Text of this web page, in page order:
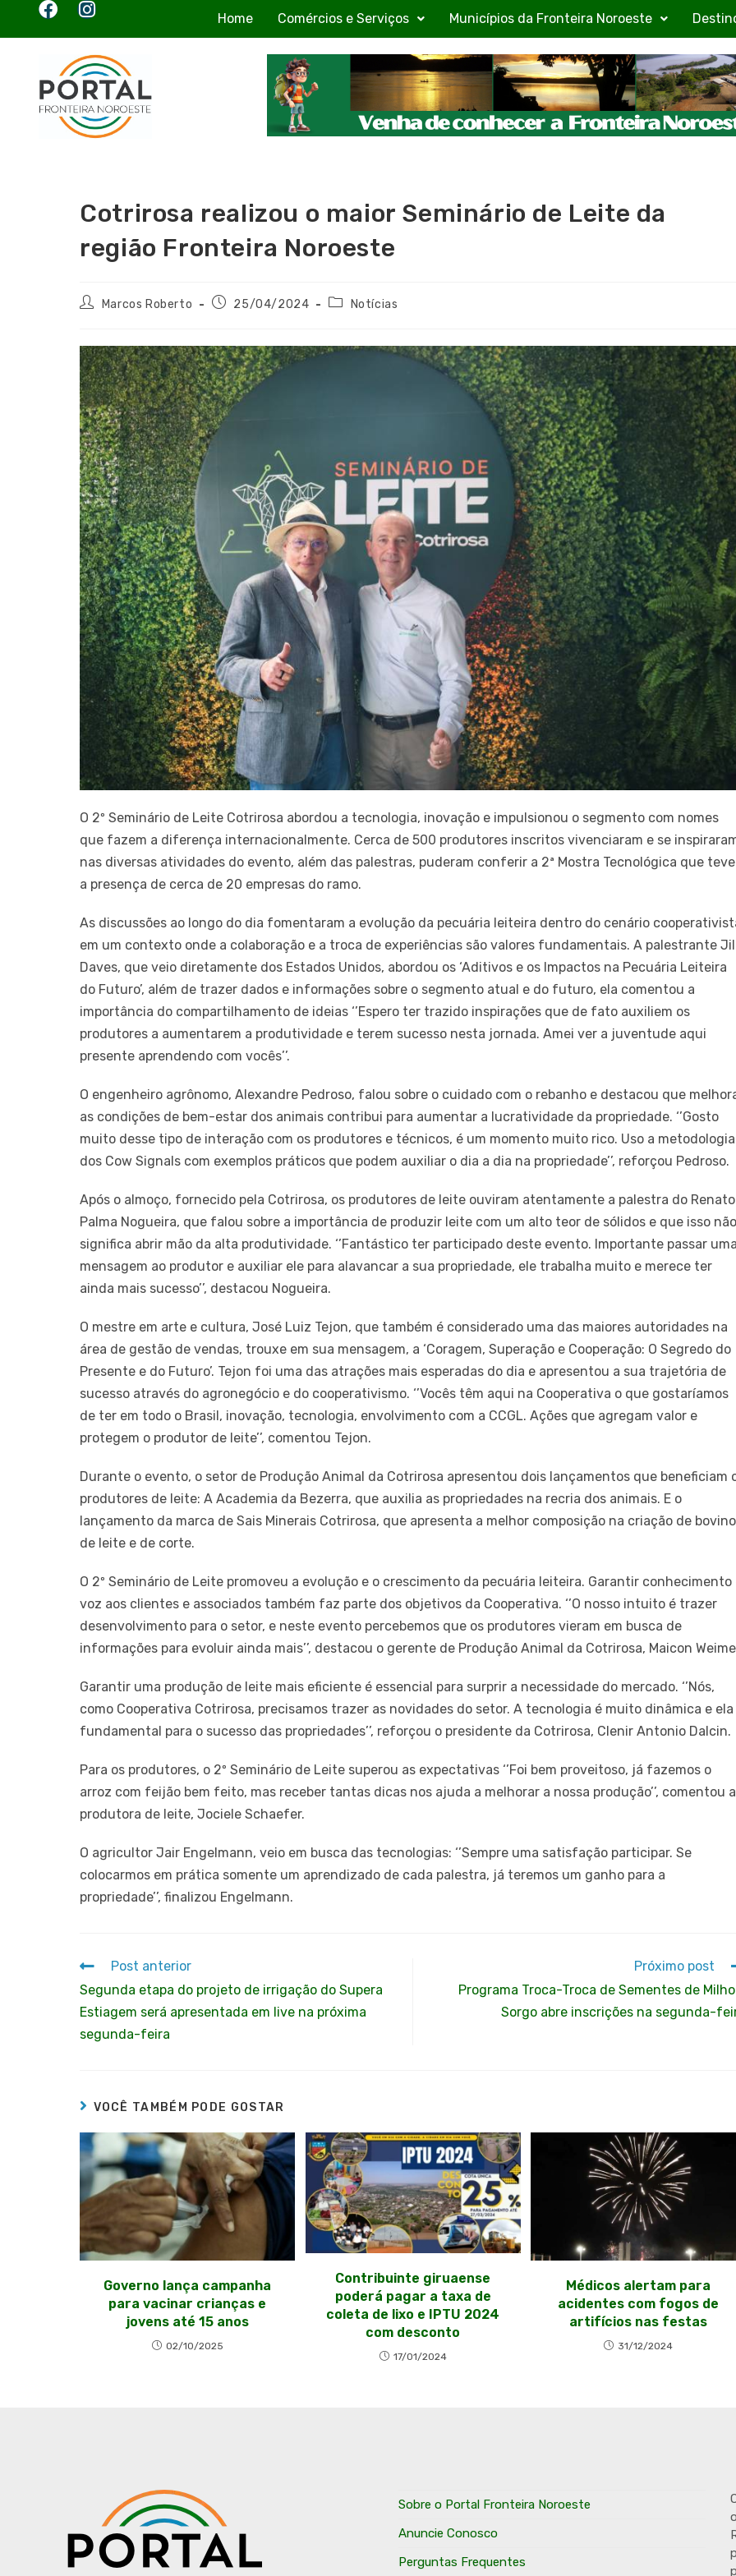
Home Comércios e Serviços Municípios da Fronteira Noroeste
Cotrirosa realizou o maior Seminário de Leite da
região Fronteira Noroeste
Marcos Roberto 25/04/2024 Notícias
O 2º Seminário de Leite Cotrirosa abordou a tecnologia, inovação e impulsionou o segmento com nomes
que fazem a diferença internacionalmente. Cerca de 500 produtores inscritos vivenciaram e se
nas diversas atividades do evento, além das palestras, puderam conferir a 2ª Mostra Tecnológica que teve
a presença de cerca de 20 empresas do ramo.
As discussões ao longo do dia fomentaram a evolução da pecuária leiteira dentro do cenário
em um contexto onde a colaboração e a troca de experiências são valores fundamentais. A palestrante
Daves, que veio diretamente dos Estados Unidos, abordou os ‘Aditivos e os Impactos na Pecuária Leiteira
do Futuro’, além de trazer dados e informações sobre o segmento atual e do futuro, ela comentou a
importância do compartilhamento de ideias ‘’Espero ter trazido inspirações que de fato auxiliem os
produtores a aumentarem a produtividade e terem sucesso nesta jornada. Amei ver a juventude aqui
presente aprendendo com vocês’’.
O engenheiro agrônomo, Alexandre Pedroso, falou sobre o cuidado com o rebanho e destacou que
as condições de bem-estar dos animais contribui para aumentar a lucratividade da propriedade. ‘’Gosto
muito desse tipo de interação com os produtores e técnicos, é um momento muito rico. Uso a metodologia
dos Cow Signals com exemplos práticos que podem auxiliar o dia a dia na propriedade’’, reforçou Pedroso.
Após o almoço, fornecido pela Cotrirosa, os produtores de leite ouviram atentamente a palestra do Renato
Palma Nogueira, que falou sobre a importância de produzir leite com um alto teor de sólidos e que isso
significa abrir mão da alta produtividade. ‘’Fantástico ter participado deste evento. Importante passar
mensagem ao produtor e auxiliar ele para alavancar a sua propriedade, ele trabalha muito e merece ter
ainda mais sucesso’’, destacou Nogueira.
O mestre em arte e cultura, José Luiz Tejon, que também é considerado uma das maiores autoridades na
área de gestão de vendas, trouxe em sua mensagem, a ‘Coragem, Superação e Cooperação: O Segredo do
Presente e do Futuro’. Tejon foi uma das atrações mais esperadas do dia e apresentou a sua trajetória de
sucesso através do agronegócio e do cooperativismo. ‘’Vocês têm aqui na Cooperativa o que gostaríamos
de ter em todo o Brasil, inovação, tecnologia, envolvimento com a CCGL. Ações que agregam valor e
protegem o produtor de leite’’, comentou Tejon.
Durante o evento, o setor de Produção Animal da Cotrirosa apresentou dois lançamentos que beneficiam
produtores de leite: A Academia da Bezerra, que auxilia as propriedades na recria dos animais. E o
lançamento da marca de Sais Minerais Cotrirosa, que apresenta a melhor composição na criação de
de leite e de corte.
O 2º Seminário de Leite promoveu a evolução e o crescimento da pecuária leiteira. Garantir conhecimento
voz aos clientes e associados também faz parte dos objetivos da Cooperativa. ‘’O nosso intuito é trazer
desenvolvimento para o setor, e neste evento percebemos que os produtores vieram em busca de
informações para evoluir ainda mais’’, destacou o gerente de Produção Animal da Cotrirosa, Maicon
Garantir uma produção de leite mais eficiente é essencial para surprir a necessidade do mercado. ‘’Nós,
como Cooperativa Cotrirosa, precisamos trazer as novidades do setor. A tecnologia é muito dinâmica e ela
fundamental para o sucesso das propriedades’’, reforçou o presidente da Cotrirosa, Clenir Antonio Dalcin.
Para os produtores, o 2º Seminário de Leite superou as expectativas ‘’Foi bem proveitoso, já fazemos o
arroz com feijão bem feito, mas receber tantas dicas nos ajuda a melhorar a nossa produção’’, comentou a
produtora de leite, Jociele Schaefer.
O agricultor Jair Engelmann, veio em busca das tecnologias: ‘’Sempre uma satisfação participar. Se
colocarmos em prática somente um aprendizado de cada palestra, já teremos um ganho para a
propriedade’’, finalizou Engelmann.
Post anterior
Segunda etapa do projeto de irrigação do Supera
Estiagem será apresentada em live na próxima
segunda-feira
Próximo post
Programa Troca-Troca de Sementes de
Sorgo abre inscrições na segunda-
VOCÊ TAMBÉM PODE GOSTAR
Governo lança campanha
para vacinar crianças e
jovens até 15 anos
02/10/2025
Contribuinte giruaense
poderá pagar a taxa de
coleta de lixo e IPTU 2024
com desconto
17/01/2024
Médicos alertam para
acidentes com fogos de
artifícios nas festas
31/12/2024
Sobre o Portal Fronteira Noroeste
Anuncie Conosco
Perguntas Frequentes